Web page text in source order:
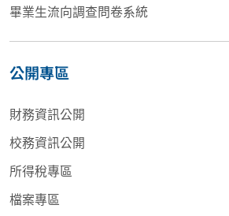
畢業生流向調查問卷系統
公開專區
財務資訊公開
校務資訊公開
所得稅專區
檔案專區